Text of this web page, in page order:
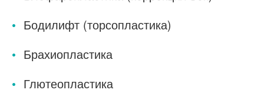
Бодилифт (торсопластика)
Брахиопластика
Глютеопластика